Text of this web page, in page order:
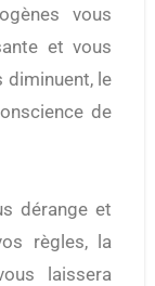
vous
et vous
diminuent, le
de
dérange et
règles, la
laissera